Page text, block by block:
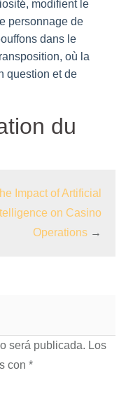
modifient le
personnage de
dans le
où la
question et de
du
Impact of Artificial
on Casino
Operations →
será publicada. Los
con *